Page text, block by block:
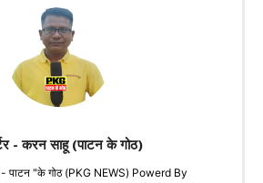
- करन साहू (पाटन के गोठ)
- पाटन "के गोठ (PKG NEWS) Powerd By